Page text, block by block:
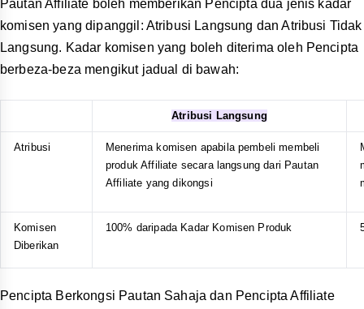
Pautan Kempen untuk Perkongsian
apabila mereka berkongsi pautan untuk kempen dari Tab
Kedai. Pencipta boleh memperoleh komisen daripada semua
produk dalam kempen melalui satu pautan sahaja.